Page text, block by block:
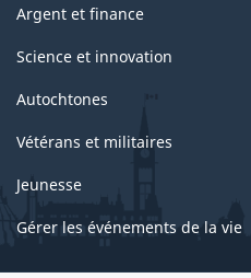
Argent et finance
Science et innovation
Autochtones
Vétérans et militaires
Jeunesse
Gérer les événements de la vie